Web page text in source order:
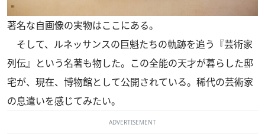
著名な自画像の実物はここにある。
そして、ルネッサンスの巨魁たちの軌跡を追う『芸術家
列伝』という名著も物した。この全能の天才が暮らした邸
宅が、現在、博物館として公開されている。稀代の芸術家
の息遣いを感じてみたい。
ADVERTISEMENT